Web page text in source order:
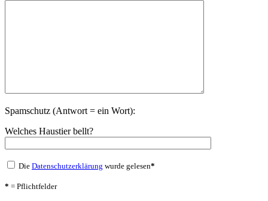
Spamschutz (Antwort = ein Wort):
Welches Haustier bellt?
Die Datenschutzerklärung wurde gelesen*
* = Pflichtfelder